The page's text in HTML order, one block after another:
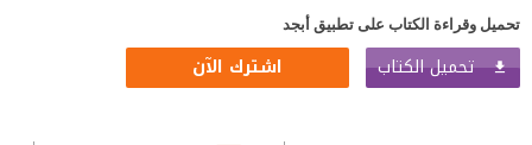
تحميل وقراءة الكتاب على تطبيق أبجد
تحميل الكتاب اشترك الآن